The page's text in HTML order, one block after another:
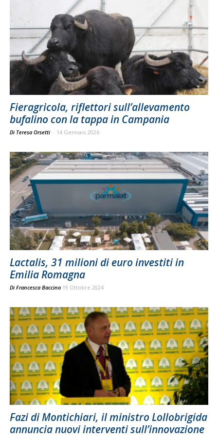
Fieragricola, riflettori sull’allevamento
bufalino con la tappa in Campania
Di Teresa Orsetti - 14 Gennaio 2026
Lactalis, 31 milioni di euro investiti in
Emilia Romagna
Di Francesca Baccino 19 Ottobre 2024
Fazi di Montichiari, il ministro Lollobrigida
annuncia nuovi interventi sull’innovazione